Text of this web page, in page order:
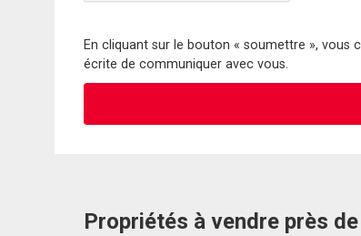
En cliquant sur le bouton « soumettre »,
écrite de communiquer avec vous.
Propriétés à vendre près